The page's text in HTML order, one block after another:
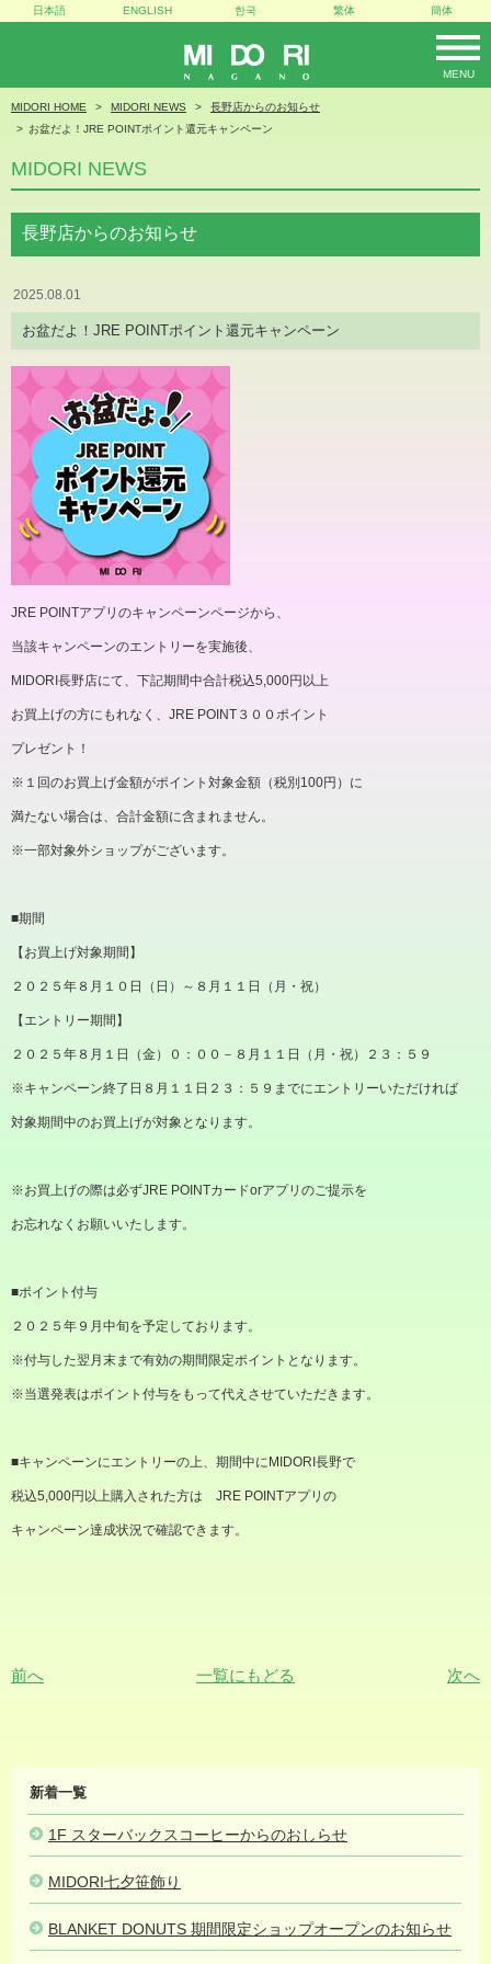
MIDORI
MENU
日本語 ENGLISH 한국 繁体 簡体
MIDORI HOME MIDORI NEWS
長野店からのお知らせ
お盆だよ！JRE POINTポイント還元キャンペーン
MIDORI NEWS
長野店からのお知らせ
2025.08.01
お盆だよ！JRE POINTポイント還元キャンペーン
JRE POINTアプリのキャンペーンページから、
当該キャンペーンのエントリーを実施後、
MIDORI長野店にて、下記期間中合計税込5,000円以上
お買上げの方にもれなく、JRE POINT３００ポイント
プレゼント！
※１回のお買上げ金額がポイント対象金額（税別100円）に
満たない場合は、合計金額に含まれません。
※一部対象外ショップがございます。
■期間
【お買上げ対象期間】
２０２５年８月１０日（日）～８月１１日（月・祝）
【エントリー期間】
２０２５年８月１日（金）０：００－８月１１日（月・祝）２３：５９
※キャンペーン終了日８月１１日２３：５９までにエントリーいただければ
対象期間中のお買上げが対象となります。
※お買上げの際は必ずJRE POINTカードorアプリのご提示を
お忘れなくお願いいたします。
■ポイント付与
２０２５年９月中旬を予定しております。
※付与した翌月末まで有効の期間限定ポイントとなります。
※当選発表はポイント付与をもって代えさせていただきます。
■キャンペーンにエントリーの上、期間中にMIDORI長野で
税込5,000円以上購入された方は JRE POINTアプリの
キャンペーン達成状況で確認できます。
前へ 一覧にもどる 次へ
MIDORI
NEWS
新着一覧
1F スターバックスコーヒーからのおしらせ
MIDORI七夕笹飾り
BLANKET DONUTS 期間限定ショップオープンのお知らせ